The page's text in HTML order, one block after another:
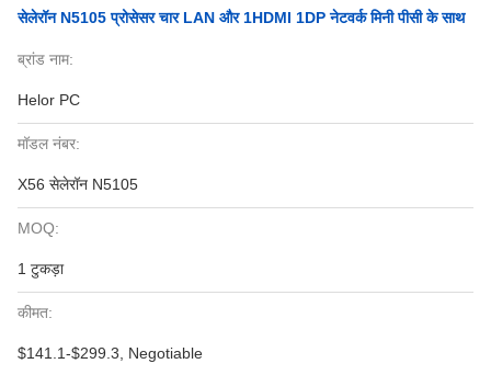
सेलेरॉन N5105 प्रोसेसर चार LAN और 1HDMI 1DP नेटवर्क मिनी पीसी के साथ
ब्रांड नाम:
Helor PC
मॉडल नंबर:
X56 सेलेरॉन N5105
MOQ:
1 टुकड़ा
कीमत:
$141.1-$299.3, Negotiable